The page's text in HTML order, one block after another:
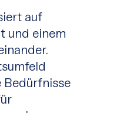
auf
und einem
Bedürfnisse